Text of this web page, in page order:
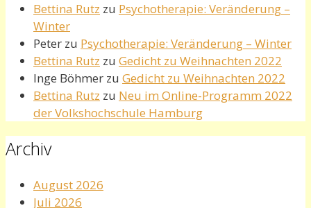
Bettina Rutz zu Psychotherapie: Veränderung –
Winter
Peter zu Psychotherapie: Veränderung – Winter
Bettina Rutz zu Gedicht zu Weihnachten 2022
Inge Böhmer zu Gedicht zu Weihnachten 2022
Bettina Rutz zu Neu im Online-Programm 2022
der Volkshochschule Hamburg
Archiv
August 2026
Juli 2026